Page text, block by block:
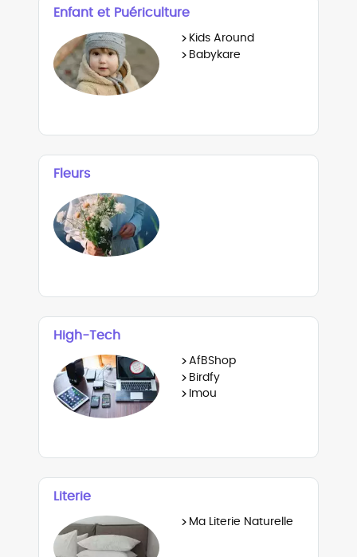
Enfant et Puériculture
> Kids Around
> Babykare
Fleurs
High-Tech
> AfBShop
> Birdfy
> Imou
Literie
> Ma Literie Naturelle